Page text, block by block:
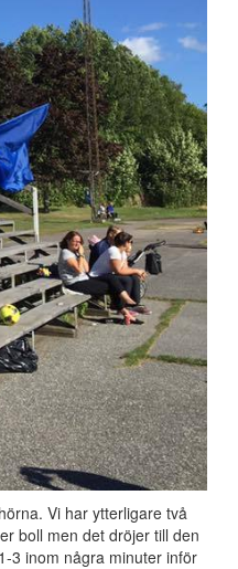
Vi har ytterligare två
boll men det dröjer till den
3 inom några minuter inför